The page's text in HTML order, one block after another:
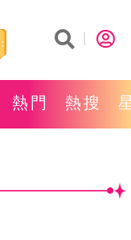
熱門 熱搜